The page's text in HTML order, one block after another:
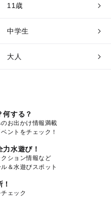
11歳
中学生
大人
何する？
お出かけ情報満載
ントをチェック！
水遊び！
ション情報など
＆水遊びスポット
ェック